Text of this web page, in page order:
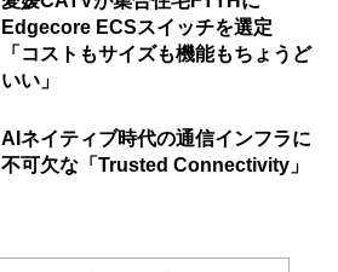
Edgecore ECSスイッチを選定
「コストもサイズも機能もちょうど
いい」
AIネイティブ時代の通信インフラに
不可欠な「Trusted Connectivity」